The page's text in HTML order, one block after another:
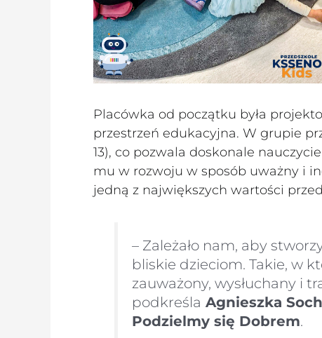
Placówka od początku była
przestrzeń edukacyjna. W grupie
13), co pozwala doskonale
mu w rozwoju w sposób uważny i
jedną z największych wartości
– Zależało nam, aby
bliskie dzieciom. Takie, w
zauważony, wysłuchany i
podkreśla Agnieszka
Podzielmy się Dobrem.